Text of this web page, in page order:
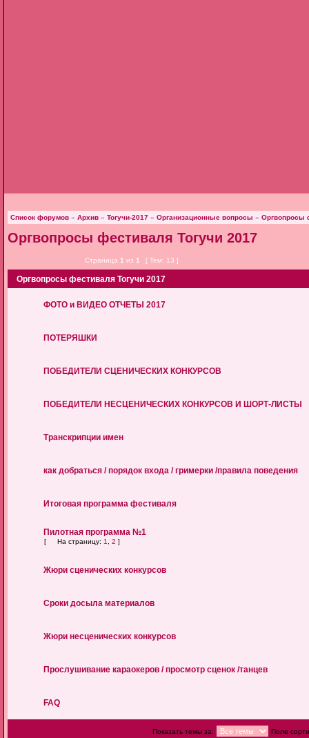
Список форумов » Архив » Тогучи-2017 » Организационные вопросы » Оргвопросы
Оргвопросы фестиваля Тогучи 2017
Страница 1 из 1 [ Тем: 13 ]
Оргвопросы фестиваля Тогучи 2017
ФОТО и ВИДЕО ОТЧЕТЫ 2017
ПОТЕРЯШКИ
ПОБЕДИТЕЛИ СЦЕНИЧЕСКИХ КОНКУРСОВ
ПОБЕДИТЕЛИ НЕСЦЕНИЧЕСКИХ КОНКУРСОВ И ШОРТ-ЛИСТЫ
Транскрипции имен
как добраться / порядок входа / гримерки /правила поведения
Итоговая программа фестиваля
Пилотная программа №1
[ На страницу: 1 2 ]
Жюри сценических конкурсов
Сроки досыла материалов
Жюри несценических конкурсов
Прослушивание караокеров / просмотр сценок /танцев
FAQ
Показать темы за: Поле